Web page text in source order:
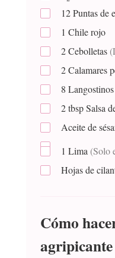
12Puntas de
1 Chile rojo
2Cebolletas
2Calamares
8 Langostinos
2tbspSalsa
Aceite de
1 Lima (Solo
Hojas de
Cómo
agripicante